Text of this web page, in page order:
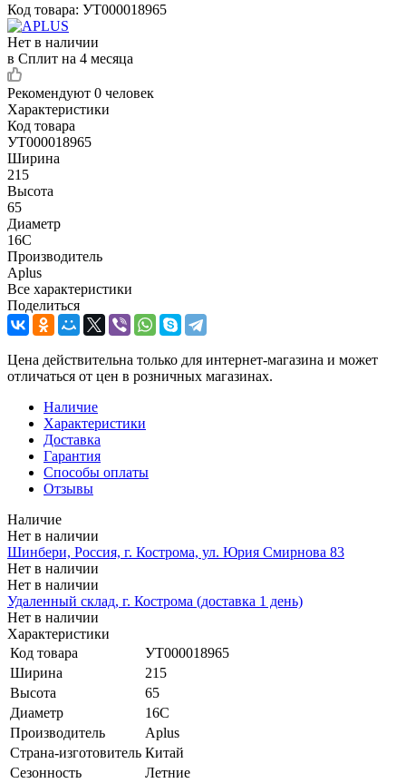
Код товара: УТ000018965
Нет в наличии
в Сплит на 4 месяца
Рекомендуют 0 человек
Характеристики
Код товара
УТ000018965
Ширина
215
Высота
65
Диаметр
16C
Производитель
Aplus
Все характеристики
Поделиться
Цена действительна только для интернет-магазина и может
отличаться от цен в розничных магазинах.
Наличие
Характеристики
Доставка
Гарантия
Способы оплаты
Отзывы
Наличие
Нет в наличии
Шинбери, Россия, г. Кострома, ул. Юрия Смирнова 83
Нет в наличии
Нет в наличии
Удаленный склад, г. Кострома (доставка 1 день)
Нет в наличии
Характеристики
Код товара
УТ000018965
Ширина
215
Высота
65
Диаметр
16C
Производитель
Aplus
Страна-изготовитель Китай
Сезонность
Летние